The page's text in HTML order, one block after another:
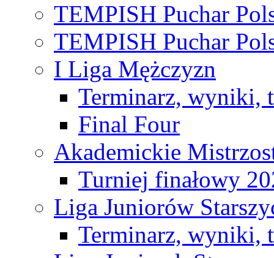
TEMPISH Puchar
TEMPISH Puchar
I Liga Mężczyzn
Terminarz, wyniki,
Final Four
Akademickie
Turniej finałowy
Liga Juniorów
Terminarz, wyniki,